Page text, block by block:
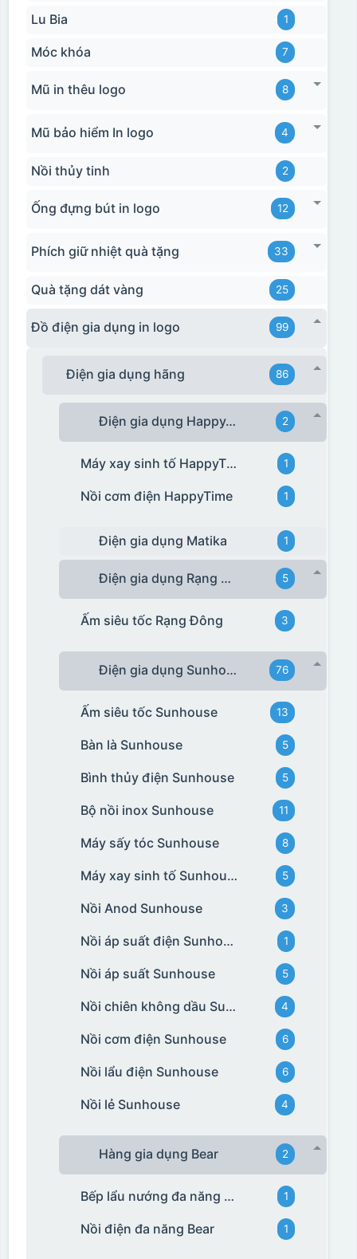
Lu Bia 1
Móc khóa 7
Mũ in thêu logo 8
Mũ bảo hiểm In logo 4
Nồi thủy tinh 2
Ống đựng bút in logo 12
Phích giữ nhiệt quà tặng 33
Quà tặng dát vàng 25
Đồ điện gia dụng in logo 99
Điện gia dụng hãng 86
Điện gia dụng HappyTime 2
Máy xay sinh tố HappyTime 1
Nồi cơm điện HappyTime 1
Điện gia dụng Matika 1
Điện gia dụng Rạng Đông 5
Ấm siêu tốc Rạng Đông 3
Điện gia dụng Sunhouse 76
Ấm siêu tốc Sunhouse 13
Bàn là Sunhouse 5
Bình thủy điện Sunhouse 5
Bộ nồi inox Sunhouse 11
Máy sấy tóc Sunhouse 8
Máy xay sinh tố Sunhouse 5
Nồi Anod Sunhouse 3
Nồi áp suất điện Sunhouse 1
Nồi áp suất Sunhouse 5
Nồi chiên không dầu Sunhouse 4
Nồi cơm điện Sunhouse 6
Nồi lẩu điện Sunhouse 6
Nồi lẻ Sunhouse 4
Hàng gia dụng Bear 2
Bếp lẩu nướng đa năng Bear 1
Nồi điện đa năng Bear 1